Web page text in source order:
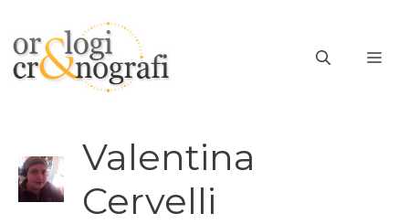
contenuto
Valentina
Cervelli